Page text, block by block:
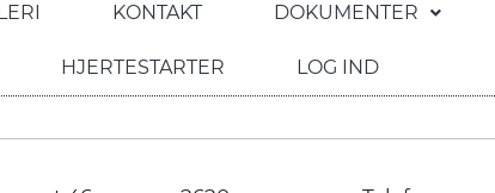
KONTAKT DOKUMENTER
HJERTESTARTER LOG IND